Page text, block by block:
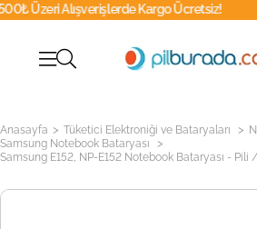
Kargo Ücretsiz!
Anasayfa > Tüketici Elektroniği ve Bataryaları >
Samsung Notebook Bataryası >
Samsung E152, NP-E152 Notebook Bataryası - Pili